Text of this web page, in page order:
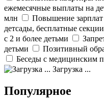
ежемесячные выплаты на
млн
Повышение зарплат
детсады, бесплатные секции
с 2 и более детьми
детьми
Позитивный
Беседы с медицинским
Загрузка ...
Популярное